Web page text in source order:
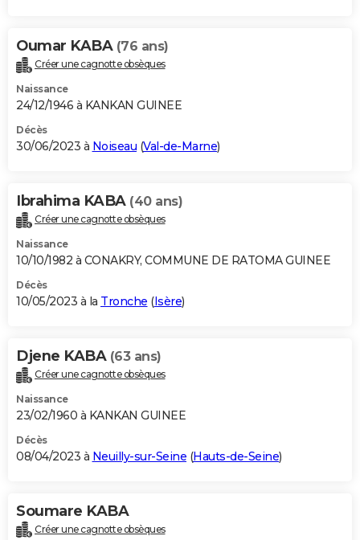
Oumar KABA (76 ans)
Créer une cagnotte obsèques
Naissance
24/12/1946 à KANKAN GUINEE
Décès
30/06/2023 à Noiseau (Val-de-Marne)
Ibrahima KABA (40 ans)
Créer une cagnotte obsèques
Naissance
10/10/1982 à CONAKRY, COMMUNE DE RATOMA GUINEE
Décès
10/05/2023 à la Tronche (Isère)
Djene KABA (63 ans)
Créer une cagnotte obsèques
Naissance
23/02/1960 à KANKAN GUINEE
Décès
08/04/2023 à Neuilly-sur-Seine (Hauts-de-Seine)
Soumare KABA
Créer une cagnotte obsèques